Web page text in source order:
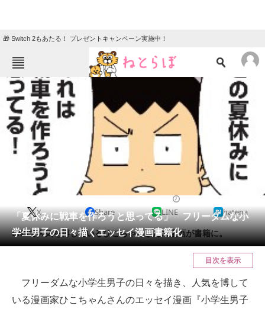
🎁 Switch 2もあたる！ プレゼントキャンペーン実施中！
ねとらぼメニュー
TOP
エンタメ
グルメ
教育・育児
リサーチ
会員記事
メディア
ITの今と未来を見通す
「夏休みに戦車を作ろうと思ってる」 フリーダムな小
学生男子の日々描くエッセイ漫画書籍化
X Share LINE hatena
SNSで人気を博しているひこちゃんさんの漫画が書籍に。
目次を表示
フリーダムな小学生男子の日々を描き、人気を博して
いる漫画家ひこちゃんさんのエッセイ漫画『小学生男子